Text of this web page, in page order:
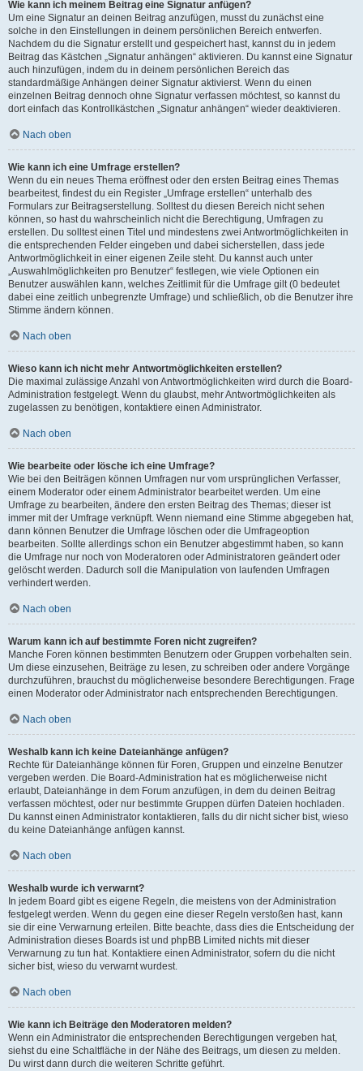
Wie kann ich meinem Beitrag eine Signatur anfügen?
Um eine Signatur an deinen Beitrag anzufügen, musst du zunächst eine
solche in den Einstellungen in deinem persönlichen Bereich entwerfen.
Nachdem du die Signatur erstellt und gespeichert hast, kannst du in jedem
Beitrag das Kästchen „Signatur anhängen“ aktivieren. Du kannst eine Signatur
auch hinzufügen, indem du in deinem persönlichen Bereich das
standardmäßige Anhängen deiner Signatur aktivierst. Wenn du einen
einzelnen Beitrag dennoch ohne Signatur verfassen möchtest, so kannst du
dort einfach das Kontrollkästchen „Signatur anhängen“ wieder deaktivieren.
Nach oben
Wie kann ich eine Umfrage erstellen?
Wenn du ein neues Thema eröffnest oder den ersten Beitrag eines Themas
bearbeitest, findest du ein Register „Umfrage erstellen“ unterhalb des
Formulars zur Beitragserstellung. Solltest du diesen Bereich nicht sehen
können, so hast du wahrscheinlich nicht die Berechtigung, Umfragen zu
erstellen. Du solltest einen Titel und mindestens zwei Antwortmöglichkeiten in
die entsprechenden Felder eingeben und dabei sicherstellen, dass jede
Antwortmöglichkeit in einer eigenen Zeile steht. Du kannst auch unter
„Auswahlmöglichkeiten pro Benutzer“ festlegen, wie viele Optionen ein
Benutzer auswählen kann, welches Zeitlimit für die Umfrage gilt (0 bedeutet
dabei eine zeitlich unbegrenzte Umfrage) und schließlich, ob die Benutzer ihre
Stimme ändern können.
Nach oben
Wieso kann ich nicht mehr Antwortmöglichkeiten erstellen?
Die maximal zulässige Anzahl von Antwortmöglichkeiten wird durch die Board-
Administration festgelegt. Wenn du glaubst, mehr Antwortmöglichkeiten als
zugelassen zu benötigen, kontaktiere einen Administrator.
Nach oben
Wie bearbeite oder lösche ich eine Umfrage?
Wie bei den Beiträgen können Umfragen nur vom ursprünglichen Verfasser,
einem Moderator oder einem Administrator bearbeitet werden. Um eine
Umfrage zu bearbeiten, ändere den ersten Beitrag des Themas; dieser ist
immer mit der Umfrage verknüpft. Wenn niemand eine Stimme abgegeben hat,
dann können Benutzer die Umfrage löschen oder die Umfrageoption
bearbeiten. Sollte allerdings schon ein Benutzer abgestimmt haben, so kann
die Umfrage nur noch von Moderatoren oder Administratoren geändert oder
gelöscht werden. Dadurch soll die Manipulation von laufenden Umfragen
verhindert werden.
Nach oben
Warum kann ich auf bestimmte Foren nicht zugreifen?
Manche Foren können bestimmten Benutzern oder Gruppen vorbehalten sein.
Um diese einzusehen, Beiträge zu lesen, zu schreiben oder andere Vorgänge
durchzuführen, brauchst du möglicherweise besondere Berechtigungen. Frage
einen Moderator oder Administrator nach entsprechenden Berechtigungen.
Nach oben
Weshalb kann ich keine Dateianhänge anfügen?
Rechte für Dateianhänge können für Foren, Gruppen und einzelne Benutzer
vergeben werden. Die Board-Administration hat es möglicherweise nicht
erlaubt, Dateianhänge in dem Forum anzufügen, in dem du deinen Beitrag
verfassen möchtest, oder nur bestimmte Gruppen dürfen Dateien hochladen.
Du kannst einen Administrator kontaktieren, falls du dir nicht sicher bist, wieso
du keine Dateianhänge anfügen kannst.
Nach oben
Weshalb wurde ich verwarnt?
In jedem Board gibt es eigene Regeln, die meistens von der Administration
festgelegt werden. Wenn du gegen eine dieser Regeln verstoßen hast, kann
sie dir eine Verwarnung erteilen. Bitte beachte, dass dies die Entscheidung der
Administration dieses Boards ist und phpBB Limited nichts mit dieser
Verwarnung zu tun hat. Kontaktiere einen Administrator, sofern du die nicht
sicher bist, wieso du verwarnt wurdest.
Nach oben
Wie kann ich Beiträge den Moderatoren melden?
Wenn ein Administrator die entsprechenden Berechtigungen vergeben hat,
siehst du eine Schaltfläche in der Nähe des Beitrags, um diesen zu melden.
Du wirst dann durch die weiteren Schritte geführt.